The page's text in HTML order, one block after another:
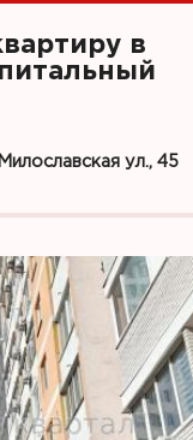
в
ул., 45